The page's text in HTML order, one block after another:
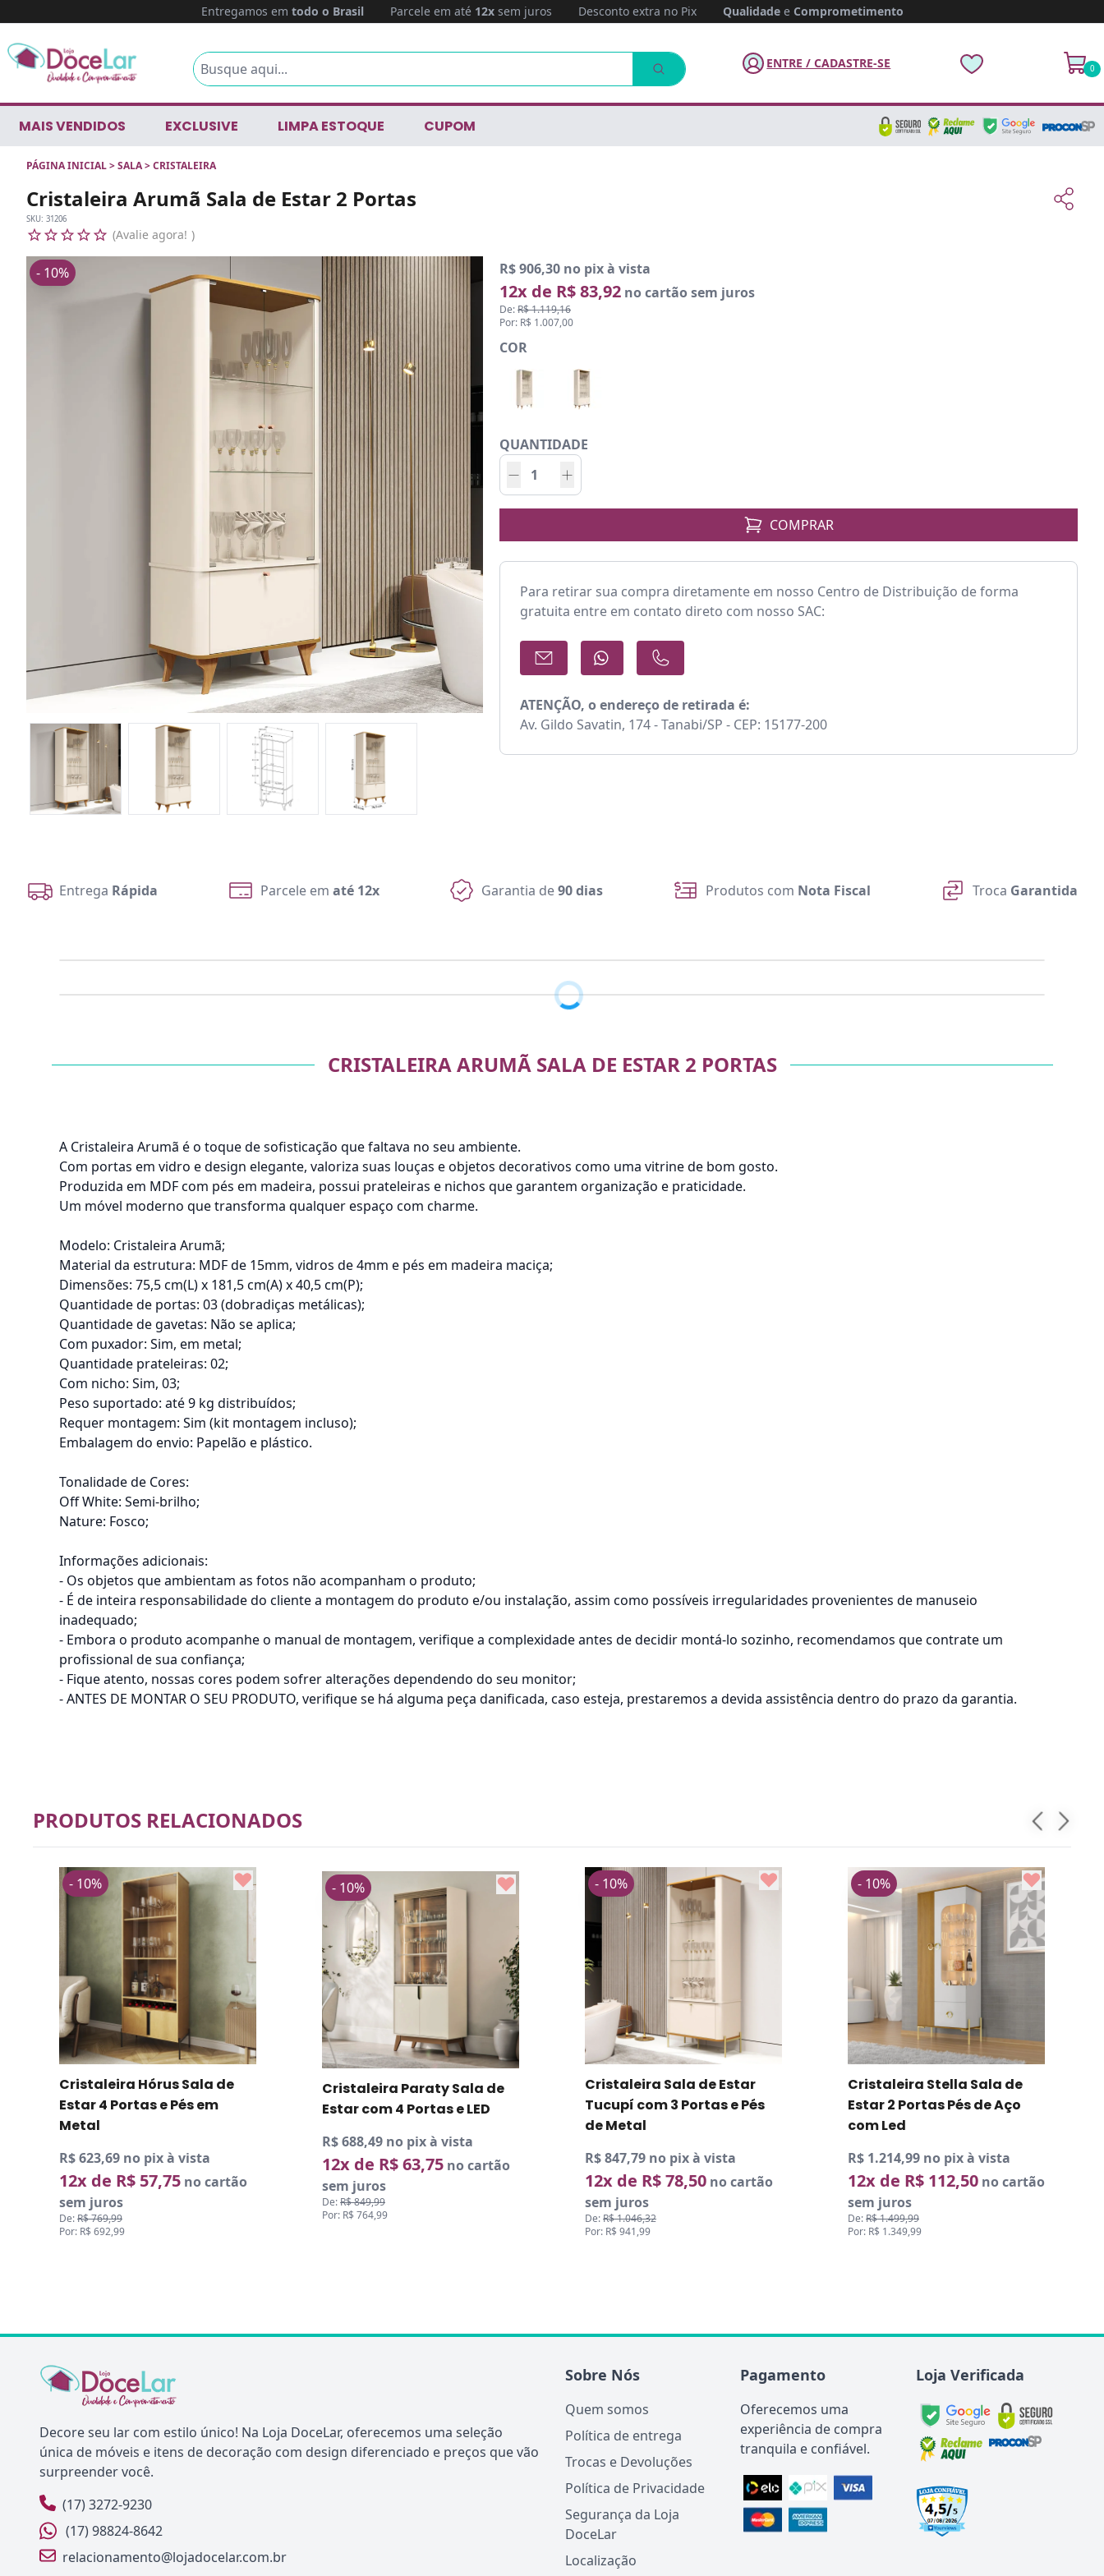
Entregamos em todo o Brasil Parcele em até 12xsem juros Desconto extra no Pix Qualidadee Comprometimento
ENTRE / CADASTRE-SE 0
MAIS VENDIDOS EXCLUSIVE LIMPA ESTOQUE CUPOM
PÁGINA INICIAL>SALA>CRISTALEIRA
Cristaleira Arumã Sala de Estar 2 Portas
SKU: 31206
Avalie agora!
R$ 906,30 no pix à vista
12x de R$ 83,92 no cartão sem juros
De:R$ 1.119,16
Por: R$ 1.007,00
- 10%
COR
QUANTIDADE
COMPRAR
Para retirar sua compra diretamente em nosso Centro de Distribuição de forma
gratuita entre em contato direto com nosso SAC:
ATENÇÃO, o endereço de retirada é:
Av. Gildo Savatin, 174 - Tanabi/SP - CEP: 15177-200
Entrega Rápida Parcele em até 12x Garantia de90 dias Produtos com Nota Fiscal Troca Garantida
CRISTALEIRA ARUMÃ SALA DE ESTAR 2 PORTAS
A Cristaleira Arumã é o toque de sofisticação que faltava no seu ambiente.
Com portas em vidro e design elegante, valoriza suas louças e objetos decorativos como uma vitrine de bom gosto.
Produzida em MDF com pés em madeira, possui prateleiras e nichos que garantem organização e praticidade.
Um móvel moderno que transforma qualquer espaço com charme.
Modelo: Cristaleira Arumã;
Material da estrutura: MDF de 15mm, vidros de 4mm e pés em madeira maciça;
Dimensões: 75,5 cm(L) x 181,5 cm(A) x 40,5 cm(P);
Quantidade de portas: 03 (dobradiças metálicas);
Quantidade de gavetas: Não se aplica;
Com puxador: Sim, em metal;
Quantidade prateleiras: 02;
Com nicho: Sim, 03;
Peso suportado: até 9 kg distribuídos;
Requer montagem: Sim (kit montagem incluso);
Embalagem do envio: Papelão e plástico.
Tonalidade de Cores:
Off White: Semi-brilho;
Nature: Fosco;
Informações adicionais:
- Os objetos que ambientam as fotos não acompanham o produto;
- É de inteira responsabilidade do cliente a montagem do produto e/ou instalação, assim como possíveis irregularidades provenientes de manuseio
inadequado;
- Embora o produto acompanhe o manual de montagem, verifique a complexidade antes de decidir montá-lo sozinho, recomendamos que contrate um
profissional de sua confiança;
- Fique atento, nossas cores podem sofrer alterações dependendo do seu monitor;
- ANTES DE MONTAR O SEU PRODUTO, verifique se há alguma peça danificada, caso esteja, prestaremos a devida assistência dentro do prazo da garantia.
PRODUTOS RELACIONADOS
Cristaleira Paraty Sala de
Estar com 4 Portas e LED
12x de R$ 63,75no cartão
sem juros
De:R$ 849,99
Por: R$ 764,99
- 10%
Cristaleira Sala de Estar
Tucupí com 3 Portas e Pés
R$ 847,79 no pix à vista
12x de R$ 78,50
sem juros
De: R$ 1.046,32
- 10%
Cristaleira Stella Sala de
Estar 2 Portas Pés de Aço
com Led
R$ 1.214,99 no pix à vista
12x de R$ 112,50no cartão
sem juros
De:R$ 1.499,99
Por: R$ 1.349,99
- 10%
Aparador Arumã Sala de
Estar Com 1 Gaveta
R$ 459,89 no pix à vista
10x de R$ 51,10
sem juros
De: R$ 567,56
Por: R$ 510,99
- 10%
Decore seu lar com estilo único! Na Loja DoceLar, oferecemos uma seleção
única de móveis e itens de decoração com design diferenciado e preços que vão
surpreender você.
(17) 3272-9230
(17) 98824-8642
relacionamento@lojadocelar.com.br
Sobre Nós
Quem somos
Política de entrega
Trocas e Devoluções
Política de Privacidade
Segurança da Loja
DoceLar
Localização
Pagamento
Oferecemos uma
experiência de compra
tranquila e confiável.
Loja Verificada